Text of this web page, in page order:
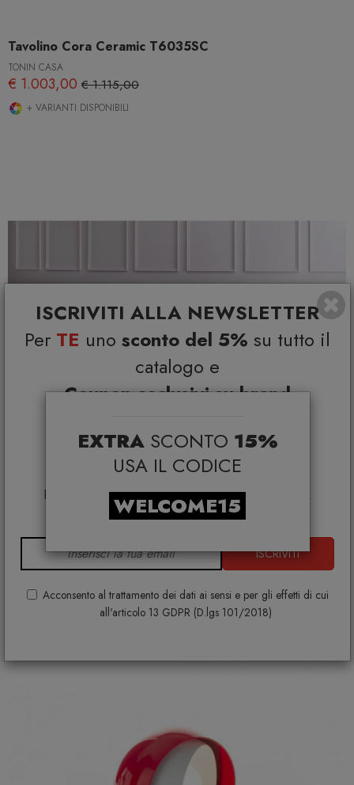
ISCRIVITI ALLA NEWSLETTER
Per TE uno sconto del 5% su tutto il
catalogo e
Coupon esclusivi su brand
*Coupon non cumulabile con altre promo e non
applicabile su:
Smeg, Bontempi Casa, Samsonite, BBB Italia,
Franke, Gufram, Memphis, Plust, Samsung, Faber,
Dunavox, Zafferano, VG, Slide
ISCRIVITI
Acconsento al trattamento dei dati ai sensi e per gli effetti di cui
all'articolo 13 GDPR (D.lgs 101/2018)
EXTRA SCONTO 15%
USA IL CODICE
WELCOME15
Tavolino Cora Ceramic T6035SC
TONIN CASA
€ 1.003,00 € 1.115,00
+ VARIANTI DISPONIBILI
Tavolino Cruz T6878
€ 1.041,00€ 1.157,00
+ VARIANTI DISPONIBILI